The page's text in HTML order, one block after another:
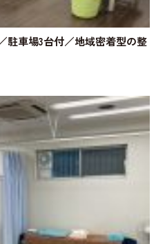
駐車場3台付／地域密着型の整